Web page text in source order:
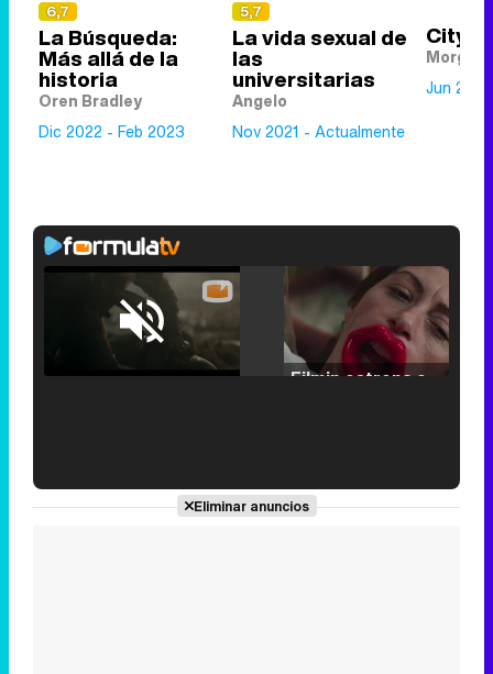
6,7
La Búsqueda:
Más allá de la
historia
Oren Bradley
Dic 2022 - Feb 2023
5,7
La vida sexual de
las
universitarias
Angelo
Nov 2021 - Actualmente
City
Morgan
Jun
Unmute /
Loaded
25.30%
'120 Minutos' celebra sus 2.000 programas en Telemadrid con un vídeo del día a día en la redacción
Eliminar anuncios